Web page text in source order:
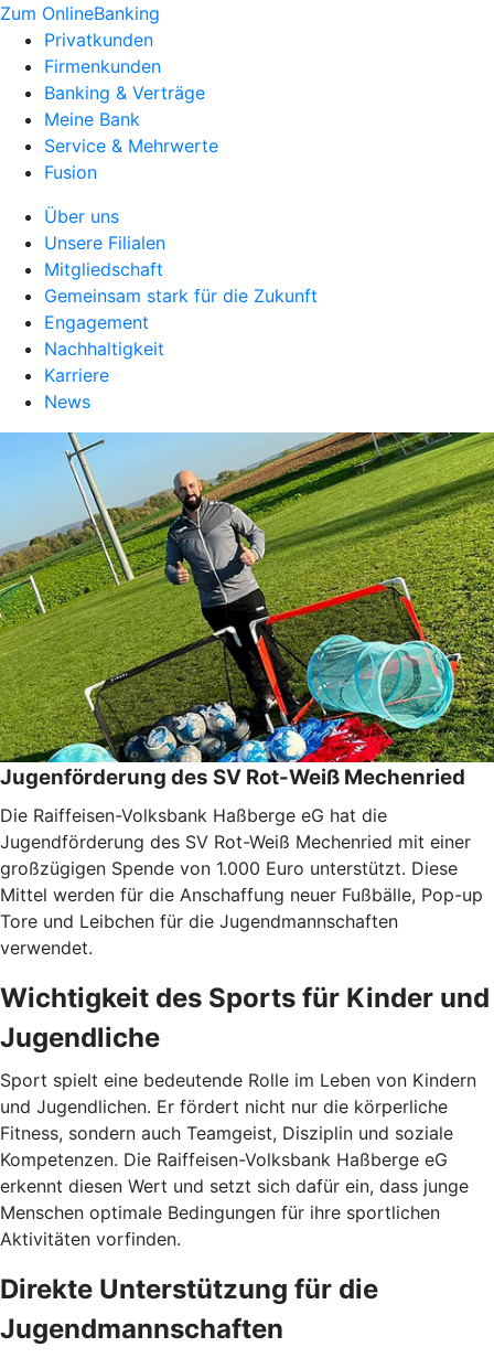
Zum OnlineBanking
Privatkunden
Firmenkunden
Banking & Verträge
Meine Bank
Service & Mehrwerte
Fusion
Über uns
Unsere Filialen
Mitgliedschaft
Gemeinsam stark für die Zukunft
Engagement
Nachhaltigkeit
Karriere
News
Jugenförderung des SV Rot-Weiß Mechenried
Die Raiffeisen-Volksbank Haßberge eG hat die
Jugendförderung des SV Rot-Weiß Mechenried mit einer
großzügigen Spende von 1.000 Euro unterstützt. Diese
Mittel werden für die Anschaffung neuer Fußbälle, Pop-up
Tore und Leibchen für die Jugendmannschaften
verwendet.
Wichtigkeit des Sports für Kinder und
Jugendliche
Sport spielt eine bedeutende Rolle im Leben von Kindern
und Jugendlichen. Er fördert nicht nur die körperliche
Fitness, sondern auch Teamgeist, Disziplin und soziale
Kompetenzen. Die Raiffeisen-Volksbank Haßberge eG
erkennt diesen Wert und setzt sich dafür ein, dass junge
Menschen optimale Bedingungen für ihre sportlichen
Aktivitäten vorfinden.
Direkte Unterstützung für die
Jugendmannschaften